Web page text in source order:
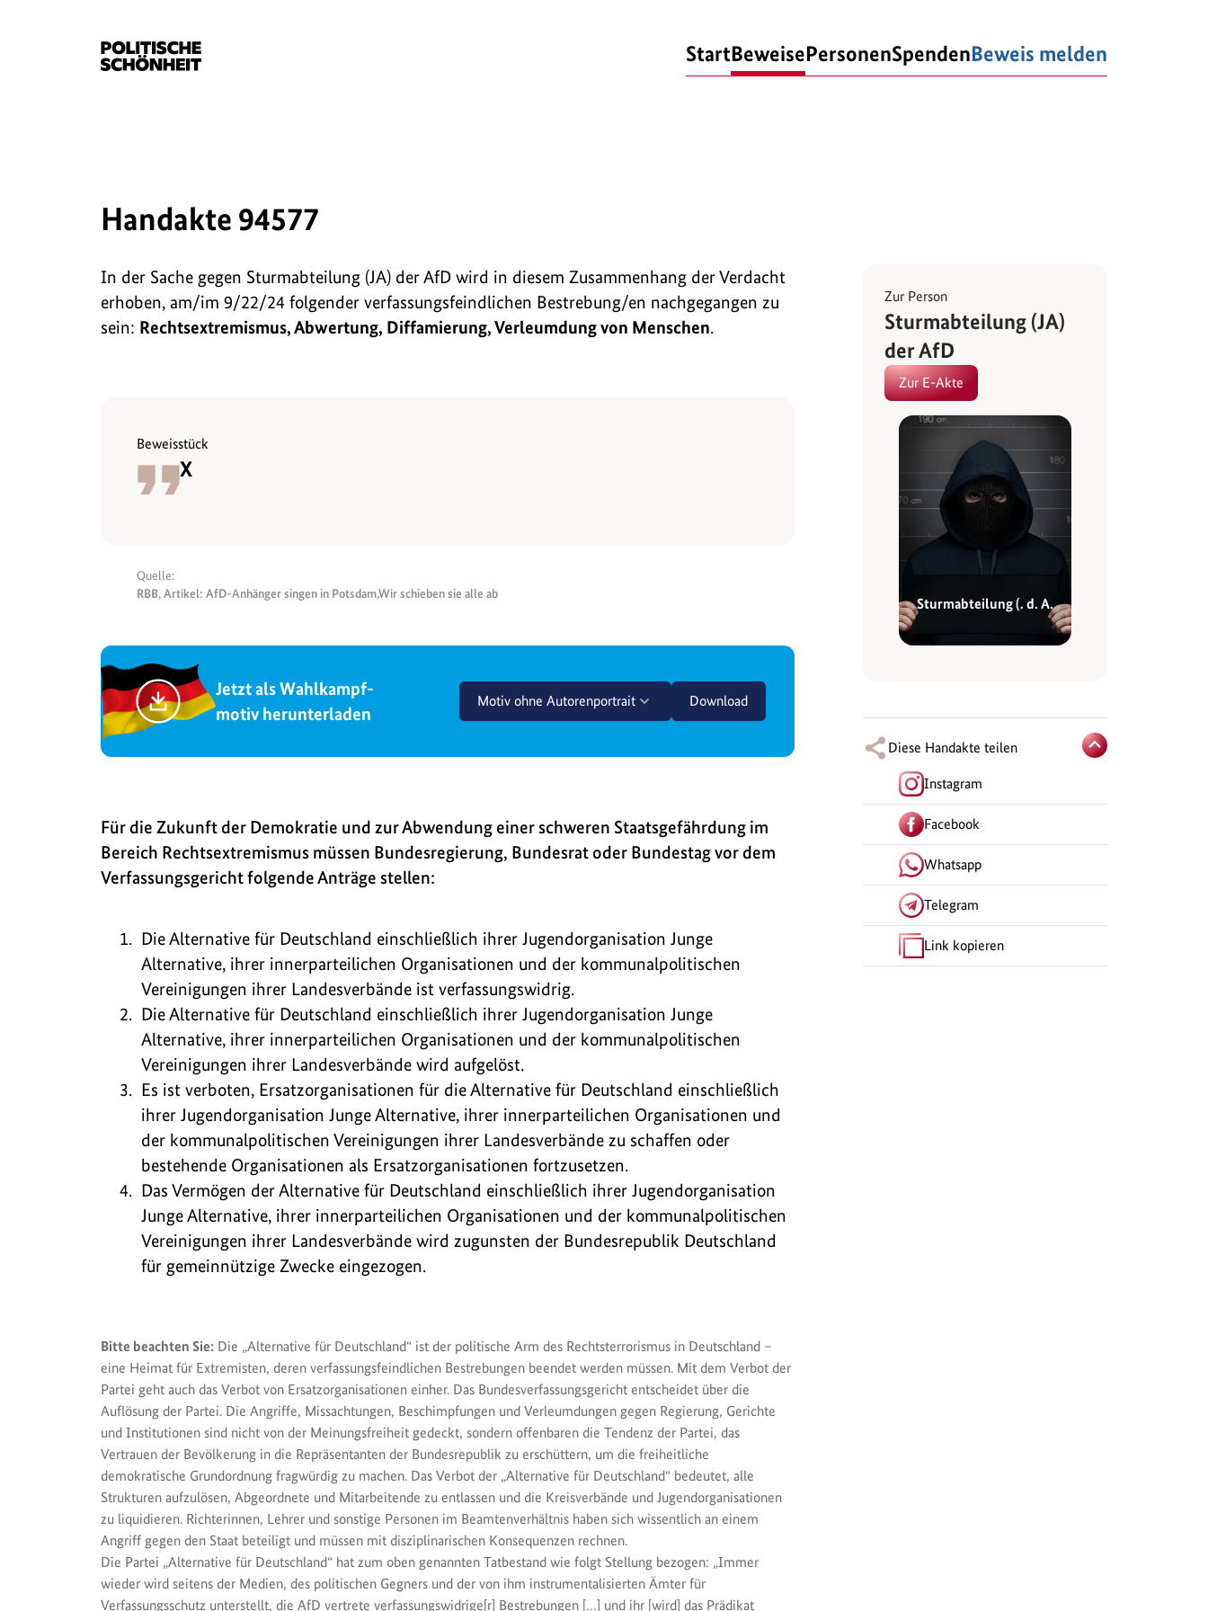
StartBeweisePersonenSpendenBeweis melden
Handakte 94577
In der Sache gegen Sturmabteilung (JA) der AfD wird in diesem Zusammenhang der Verdacht
erhoben, am/im 9/22/24 folgender verfassungsfeindlichen Bestrebung/en nachgegangen zu
sein: Rechtsextremismus, Abwertung, Diffamierung, Verleumdung von Menschen.
Beweisstück
X
Quelle:
RBB, Artikel: AfD-Anhänger singen in Potsdam,Wir schieben sie alle ab
Jetzt als Wahlkampf-
motiv herunterladen
Motiv ohne Autorenportrait Download
Für die Zukunft der Demokratie und zur Abwendung einer schweren Staatsgefährdung im
Bereich Rechtsextremismus müssen Bundesregierung, Bundesrat oder Bundestag vor dem
Verfassungsgericht folgende Anträge stellen:
Die Alternative für Deutschland einschließlich ihrer Jugendorganisation Junge
Alternative, ihrer innerparteilichen Organisationen und der kommunalpolitischen
Vereinigungen ihrer Landesverbände ist verfassungswidrig.
Die Alternative für Deutschland einschließlich ihrer Jugendorganisation Junge
Alternative, ihrer innerparteilichen Organisationen und der kommunalpolitischen
Vereinigungen ihrer Landesverbände wird aufgelöst.
Es ist verboten, Ersatzorganisationen für die Alternative für Deutschland einschließlich
ihrer Jugendorganisation Junge Alternative, ihrer innerparteilichen Organisationen und
der kommunalpolitischen Vereinigungen ihrer Landesverbände zu schaffen oder
bestehende Organisationen als Ersatzorganisationen fortzusetzen.
Das Vermögen der Alternative für Deutschland einschließlich ihrer Jugendorganisation
Junge Alternative, ihrer innerparteilichen Organisationen und der kommunalpolitischen
Vereinigungen ihrer Landesverbände wird zugunsten der Bundesrepublik Deutschland
für gemeinnützige Zwecke eingezogen.
Bitte beachten Sie: Die „Alternative für Deutschland“ ist der politische Arm des Rechtsterrorismus in Deutschland –
eine Heimat für Extremisten, deren verfassungsfeindlichen Bestrebungen beendet werden müssen. Mit dem Verbot der
Partei geht auch das Verbot von Ersatzorganisationen einher. Das Bundesverfassungsgericht entscheidet über die
Auflösung der Partei. Die Angriffe, Missachtungen, Beschimpfungen und Verleumdungen gegen Regierung, Gerichte
und Institutionen sind nicht von der Meinungsfreiheit gedeckt, sondern offenbaren die Tendenz der Partei, das
Vertrauen der Bevölkerung in die Repräsentanten der Bundesrepublik zu erschüttern, um die freiheitliche
demokratische Grundordnung fragwürdig zu machen. Das Verbot der „Alternative für Deutschland“ bedeutet, alle
Strukturen aufzulösen, Abgeordnete und Mitarbeitende zu entlassen und die Kreisverbände und Jugendorganisationen
zu liquidieren. Richterinnen, Lehrer und sonstige Personen im Beamtenverhältnis haben sich wissentlich an einem
Angriff gegen den Staat beteiligt und müssen mit disziplinarischen Konsequenzen rechnen.
Die Partei „Alternative für Deutschland“ hat zum oben genannten Tatbestand wie folgt Stellung bezogen: „Immer
wieder wird seitens der Medien, des politischen Gegners und der von ihm instrumentalisierten Ämter für
Verfassungsschutz unterstellt, die AfD vertrete verfassungswidrige[r] Bestrebungen […] und ihr [wird] das Prädikat
Zur Person
Sturmabteilung (JA)
der AfD
Zur E-Akte
Sturmabteilung (. d. A.
Diese Handakte teilen
Instagram
Facebook
Whatsapp
Telegram
Link kopieren